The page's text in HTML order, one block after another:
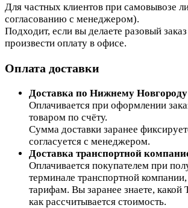
Для частных клиентов при самовывозе
согласованию с менеджером).
Подходит, если вы делаете разовый заказ
произвести оплату в офисе.
Оплата доставки
Доставка по Нижнему
Оплачивается при оформлении
товаром по счёту.
Сумма доставки заранее
согласуется с менеджером.
Доставка транспортной
Оплачивается покупателем при
терминале транспортной компании,
тарифам. Вы заранее знаете, какой
как рассчитывается стоимость.